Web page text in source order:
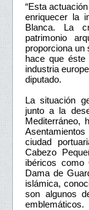
“Esta
enriquecer la
Blanca. La
patrimonio
proporciona un
hace que
industria
diputado.
La situación
junto a la
Mediterráneo,
ciudad
Cabezo
ibéricos como
Dama de
islámica,
son algunos
emblemáticos.